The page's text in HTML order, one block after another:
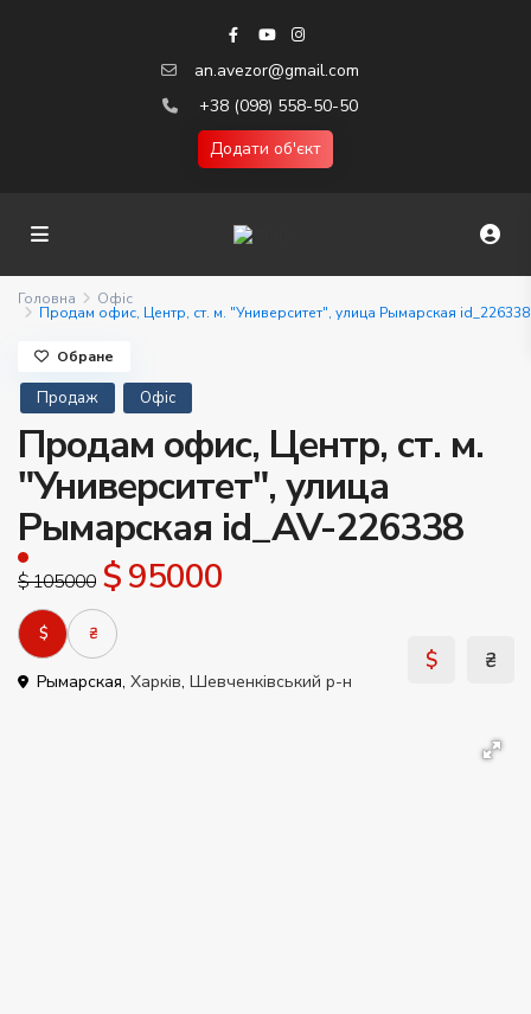
an.avezor@gmail.com
+38 (098) 558-50-50
Додати об'єкт
Головна Офіс
Продам офис, Центр, ст. м. "Университет", улица Рымарская id_226338
Продаж Офіс
Продам офис, Центр, ст. м.
"Университет", улица
Рымарская id_AV-226338
$ 105000 $ 95000
$ ₴
Рымарская, Харків, Шевченківський р-н
Обране
$ ₴